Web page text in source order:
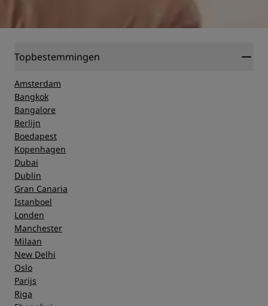
Topbestemmingen
Amsterdam
Bangkok
Bangalore
Berlijn
Boedapest
Kopenhagen
Dubai
Dublin
Gran Canaria
Istanboel
Londen
Manchester
Milaan
New Delhi
Oslo
Parijs
Riga